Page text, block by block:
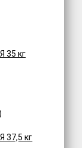
35 кг
37,5 кг